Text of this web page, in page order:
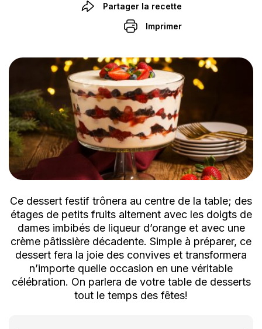
Partager la recette
Imprimer
Ce dessert festif trônera au centre de la table; des
étages de petits fruits alternent avec les doigts de
dames imbibés de liqueur d’orange et avec une
crème pâtissière décadente. Simple à préparer, ce
dessert fera la joie des convives et transformera
n’importe quelle occasion en une véritable
célébration. On parlera de votre table de desserts
tout le temps des fêtes!